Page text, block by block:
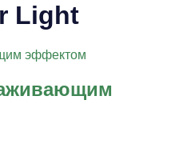
Light